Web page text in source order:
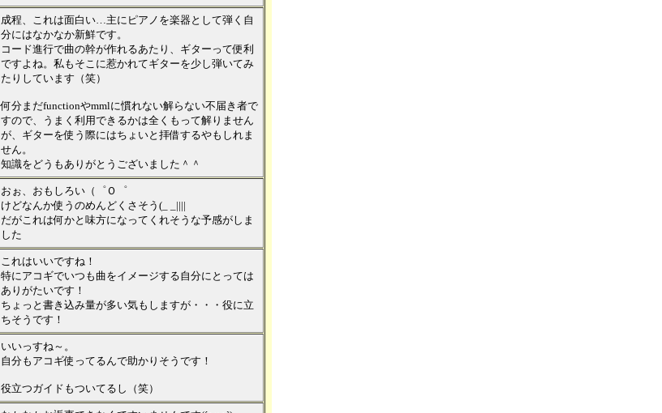
成程、これは面白い…主にピアノを楽器として弾く自
分にはなかなか新鮮です。
コード進行で曲の幹が作れるあたり、ギターって便利
ですよね。私もそこに惹かれてギターを少し弾いてみ
たりしています（笑）
何分まだfunctionやmmlに慣れない解らない不届き者で
すので、うまく利用できるかは全くもって解りません
が、ギターを使う際にはちょいと拝借するやもしれま
せん。
知識をどうもありがとうございました＾＾
おぉ、おもしろい（゜Ｏ゜
けどなんか使うのめんどくさそう(_ _||||
だがこれは何かと味方になってくれそうな予感がしま
した
これはいいですね！
特にアコギでいつも曲をイメージする自分にとっては
ありがたいです！
ちょっと書き込み量が多い気もしますが・・・役に立
ちそうです！
いいっすね～。
自分もアコギ使ってるんで助かりそうです！
役立つガイドもついてるし（笑）